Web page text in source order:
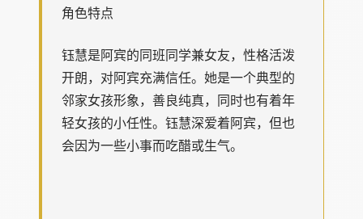
角色特点
钰慧是阿宾的同班同学兼女友，性格活泼
开朗，对阿宾充满信任。她是一个典型的
邻家女孩形象，善良纯真，同时也有着年
轻女孩的小任性。钰慧深爱着阿宾，但也
会因为一些小事而吃醋或生气。